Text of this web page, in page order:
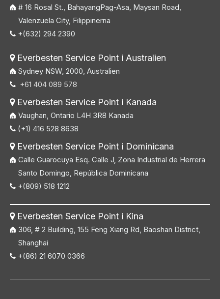
# 16 Rosal St., BahayangPag-Asa, Maysan Road,
Valenzuela City, Filippinerna
 +(632) 294 2390
Everbesten Service Point i Australien
Sydney NSW, 2000, Australien
 +61 404 089 578
Everbesten Service Point i Kanada
Vaughan, Ontario L4H 3R8 Kanada
 (+1) 416 528 8638
Everbesten Service Point i Dominicana
Calle Guarocuya Esq. Calle J, Zona Industrial de Herrera
Santo Domingo, República Dominicana
 +(809) 518 1212
Everbesten Service Point i Kina
306, # 2 Building, 155 Feng Xiang Rd, Baoshan District,
Shanghai
 +(86) 21 6070 0366